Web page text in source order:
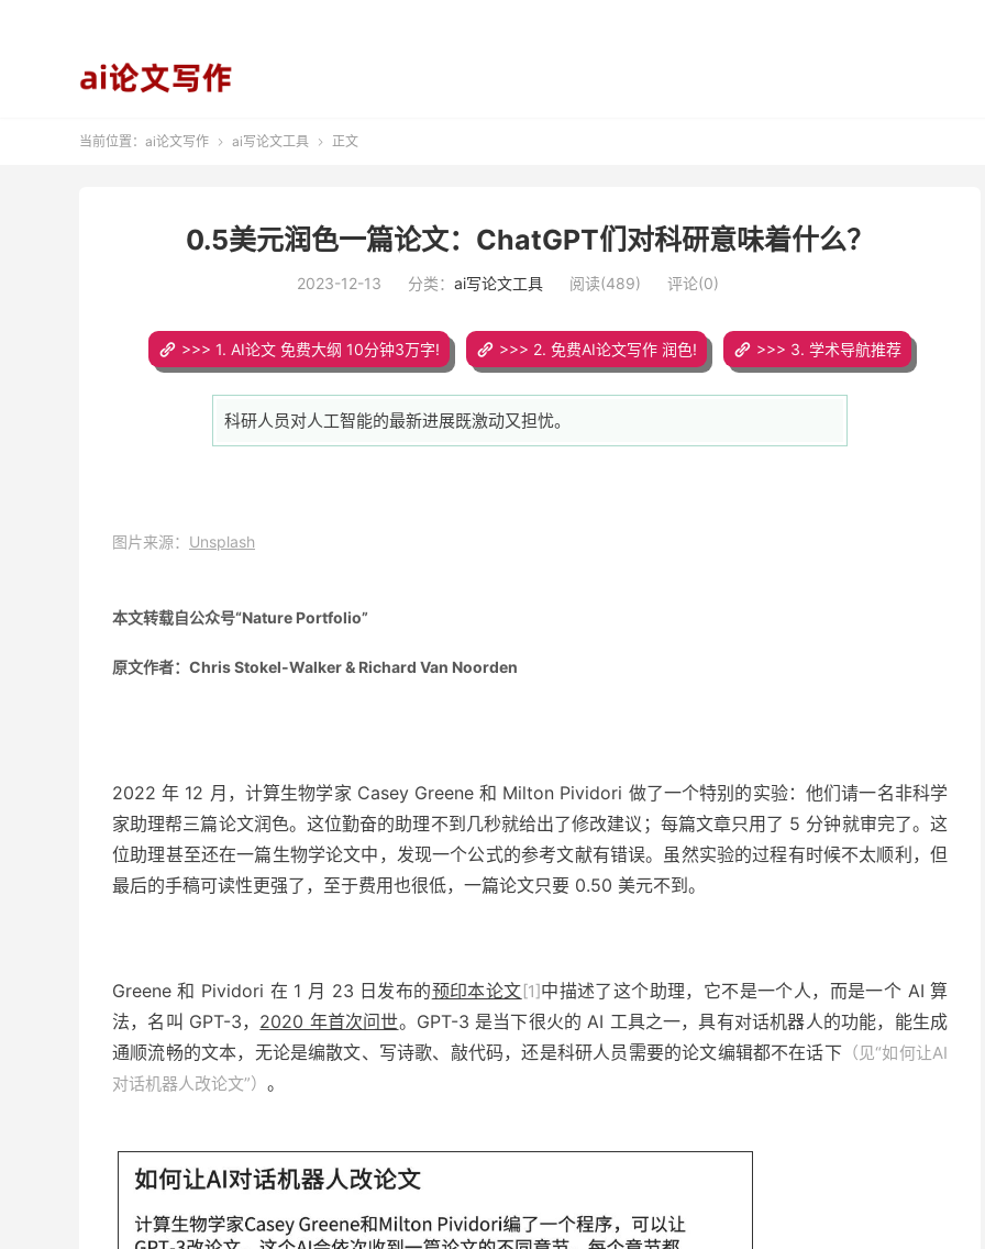
当前位置： ai论文写作  ai写论文工具  正文
0.5美元润色一篇论文：ChatGPT们对科研意味着什么？
2023-12-13 分类： ai写论文工具 阅读(489) 评论(0)
>>> 1. AI论文 免费大纲 10分钟3万字! >>> 2. 免费AI论文写作 润色! >>> 3. 学术导航推荐
科研人员对人工智能的最新进展既激动又担忧。
图片来源： Unsplash
本文转载自公众号“Nature Portfolio”
原文作者：Chris Stokel-Walker & Richard Van Noorden
2022 年 12 月，计算生物学家 Casey Greene 和 Milton Pividori 做了一个特别的实验：他们请一名非科学
家助理帮三篇论文润色。这位勤奋的助理不到几秒就给出了修改建议；每篇文章只用了 5 分钟就审完了。这
位助理甚至还在一篇生物学论文中，发现一个公式的参考文献有错误。虽然实验的过程有时候不太顺利，但
最后的手稿可读性更强了，至于费用也很低，一篇论文只要 0.50 美元不到。
Greene 和 Pividori 在 1 月 23 日发布的预印本论文[1]中描述了这个助理，它不是一个人，而是一个 AI 算
法，名叫 GPT-3， 2020 年首次问世。 GPT-3 是当下很火的 AI 工具之一，具有对话机器人的功能，能生成
通顺流畅的文本，无论是编散文、写诗歌、敲代码，还是科研人员需要的论文编辑都不在话下（见“如何让AI
对话机器人改论文”） 。